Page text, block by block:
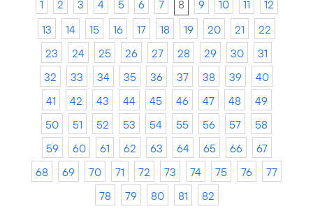
1 2 3 4 5 6 7 8 9 10 11
12
13
14 15 16 17 18 19 20 21
22
23
24 25 26 27 28 29 30
31
32
33 34 35 36 37 38 39
40
41
42 43 44 45 46 47 48
49
50
51 52 53 54 55 56 57
58
59
60 61 62 63 64 65 66
67
68
69 70 71 72 73 74 75 76
77
78
79 80 81 82